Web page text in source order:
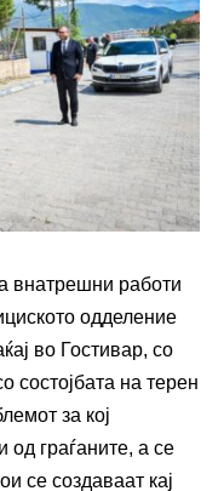
внатрешни работи
одделение
во Гостивар, со
состојбата на терен
за кој
од граѓаните, а се
се создаваат кај